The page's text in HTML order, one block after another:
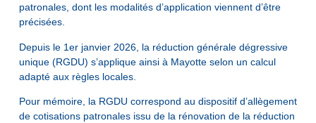
patronales, dont les modalités d’application viennent d’être
précisées.
Depuis le 1er janvier 2026, la réduction générale dégressive
unique (RGDU) s’applique ainsi à Mayotte selon un calcul
adapté aux règles locales.
Pour mémoire, la RGDU correspond au dispositif d’allègement
de cotisations patronales issu de la rénovation de la réduction